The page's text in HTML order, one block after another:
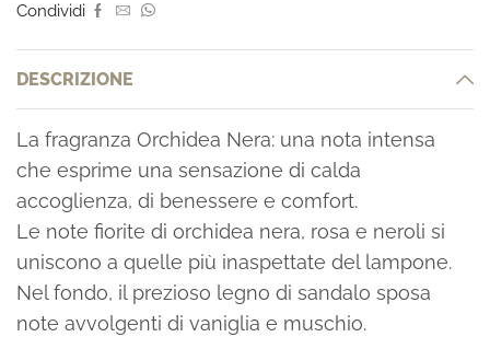
Condividi
DESCRIZIONE
La fragranza Orchidea Nera: una nota intensa
che esprime una sensazione di calda
accoglienza, di benessere e comfort.
Le note fiorite di orchidea nera, rosa e neroli si
uniscono a quelle più inaspettate del lampone.
Nel fondo, il prezioso legno di sandalo sposa
note avvolgenti di vaniglia e muschio.